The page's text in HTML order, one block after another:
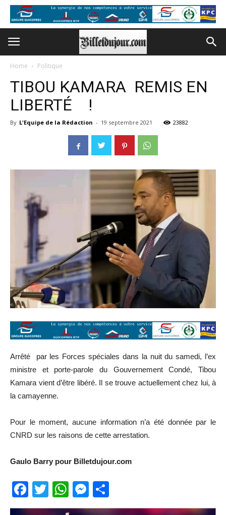
Home Politique
TIBOU KAMARA REMIS EN
LIBERTÉ !
By L'Equipe de la Rédaction - 19 septembre 2021 23882
Arrêté par les Forces spéciales dans la nuit du samedi, l’ex
ministre et porte-parole du Gouvernement Condé, Tibou
Kamara vient d’être libéré. Il se trouve actuellement chez lui, à
la camayenne.
Pour le moment, aucune information n’a été donnée par le
CNRD sur les raisons de cette arrestation.
Gaulo Barry pour Billetdujour.com
Facebook
TwitterWhatsApp
Messenger